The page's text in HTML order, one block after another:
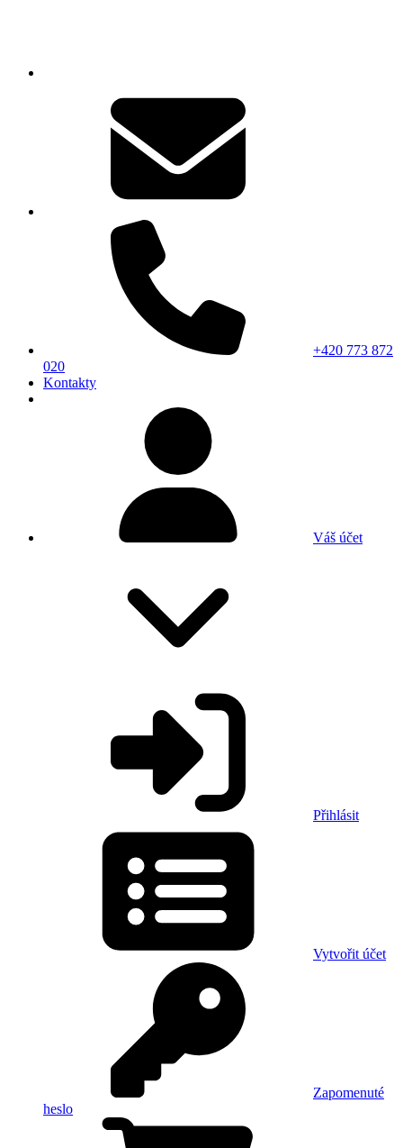
+420 773 872
020
Kontakty
Váš účet
Přihlásit
Vytvořit účet
Zapomenuté
heslo